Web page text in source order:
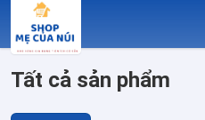
Tất cả sản phẩm